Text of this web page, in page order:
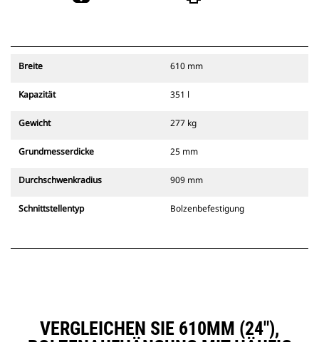
Breite 610 mm
Kapazität 351 l
Gewicht 277 kg
Grundmesserdicke 25 mm
Durchschwenkradius 909 mm
Schnittstellentyp Bolzenbefestigung
VERGLEICHEN SIE 610MM (24″),